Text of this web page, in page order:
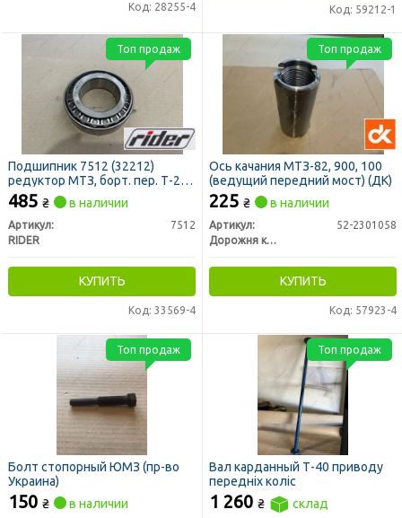
Код: 28255-4 Код: 59212-1
Подшипник 7512 (32212)
редуктор МТЗ, борт. пер. Т-25,
Т-16 (RIDER)
485 ₴ в наличии
Артикул:
7512
RIDER
КУПИТЬ
Код: 33569-4
Топ продаж
Ось качания МТЗ-82, 900, 100
(ведущий передний мост) (ДК)
225 ₴ в наличии
Артикул:
52-2301058
Дорожня карта
КУПИТЬ
Код: 57923-4
Топ продаж
Болт стопорный ЮМЗ (пр-во
Украина)
150 ₴ в наличии
Топ продаж
Вал карданный Т-40 приводу
передніх коліс
1 260 ₴ склад
Топ продаж